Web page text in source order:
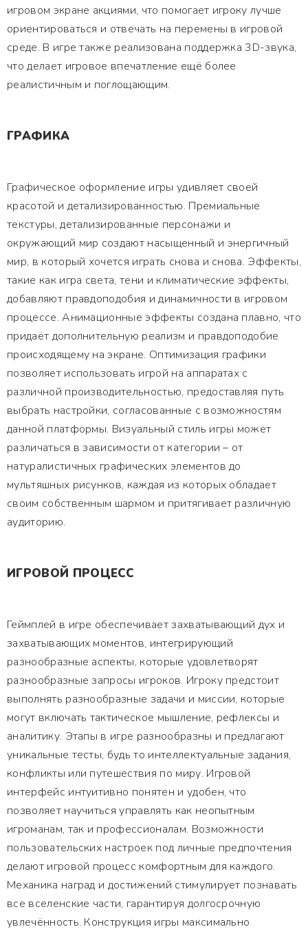
игровом экране акциями, что помогает игроку лучше
ориентироваться и отвечать на перемены в игровой
среде. В игре также реализована поддержка 3D-звука,
что делает игровое впечатление ещё более
реалистичным и поглощающим.
ГРАФИКА
Графическое оформление игры удивляет своей
красотой и детализированностью. Премиальные
текстуры, детализированные персонажи и
окружающий мир создают насыщенный и энергичный
мир, в который хочется играть снова и снова. Эффекты,
такие как игра света, тени и климатические эффекты,
добавляют правдоподобия и динамичности в игровом
процессе. Анимационные эффекты создана плавно, что
придаёт дополнительную реализм и правдоподобие
происходящему на экране. Оптимизация графики
позволяет использовать игрой на аппаратах с
различной производительностью, предоставляя путь
выбрать настройки, согласованные с возможностям
данной платформы. Визуальный стиль игры может
различаться в зависимости от категории – от
натуралистичных графических элементов до
мультяшных рисунков, каждая из которых обладает
своим собственным шармом и притягивает различную
аудиторию.
ИГРОВОЙ ПРОЦЕСС
Геймплей в игре обеспечивает захватывающий дух и
захватывающих моментов, интегрирующий
разнообразные аспекты, которые удовлетворят
разнообразные запросы игроков. Игроку предстоит
выполнять разнообразные задачи и миссии, которые
могут включать тактическое мышление, рефлексы и
аналитику. Этапы в игре разнообразны и предлагают
уникальные тесты, будь то интеллектуальные задания,
конфликты или путешествия по миру. Игровой
интерфейс интуитивно понятен и удобен, что
позволяет научиться управлять как неопытным
игроманам, так и профессионалам. Возможности
пользовательских настроек под личные предпочтения
делают игровой процесс комфортным для каждого.
Механика наград и достижений стимулирует познавать
все вселенские части, гарантируя долгосрочную
увлечённость. Конструкция игры максимально